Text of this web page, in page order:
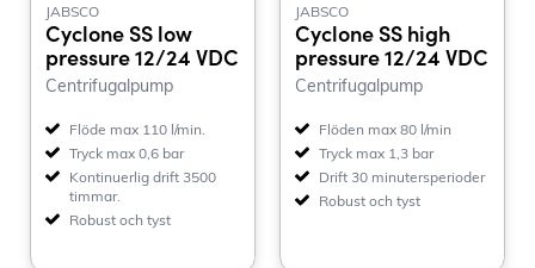
JABSCO
Cyclone SS low
pressure 12/24 VDC
Centrifugalpump
Flöde max 110 l/min.
Tryck max 0,6 bar
Kontinuerlig drift 3500
timmar.
Robust och tyst
JABSCO
Cyclone SS high
pressure 12/24 VDC
Centrifugalpump
Flöden max 80 l/min
Tryck max 1,3 bar
Drift 30 minutersperioder
Robust och tyst